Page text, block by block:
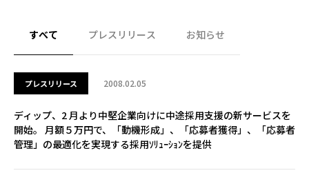
すべて プレスリリース お知らせ
プレスリリース 2008.02.05
ディップ、2 月より中堅企業向けに中途採用支援の新サービスを
開始。 月額５万円で、「動機形成」、「応募者獲得」、「応募者
管理」の最適化を実現する採用ｿﾘｭｰｼｮﾝを提供